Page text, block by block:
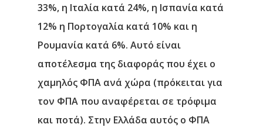
33%, η Ιταλία κατά 24%, η Ισπανία κατά
12% η Πορτογαλία κατά 10% και η
Ρουμανία κατά 6%. Αυτό είναι
αποτέλεσμα της διαφοράς που έχει ο
χαμηλός ΦΠΑ ανά χώρα (πρόκειται για
τον ΦΠΑ που αναφέρεται σε τρόφιμα
και ποτά). Στην Ελλάδα αυτός ο ΦΠΑ